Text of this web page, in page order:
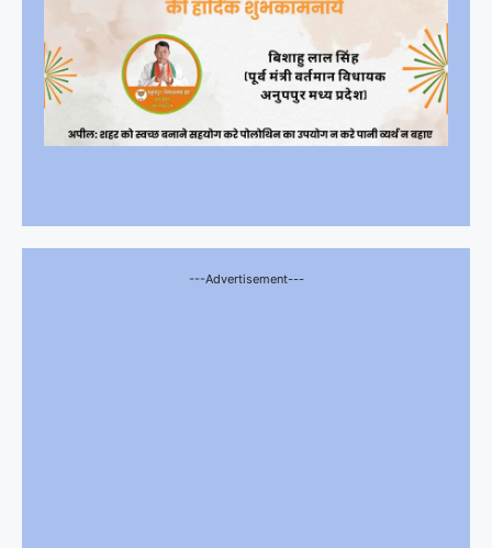
---Advertisement---